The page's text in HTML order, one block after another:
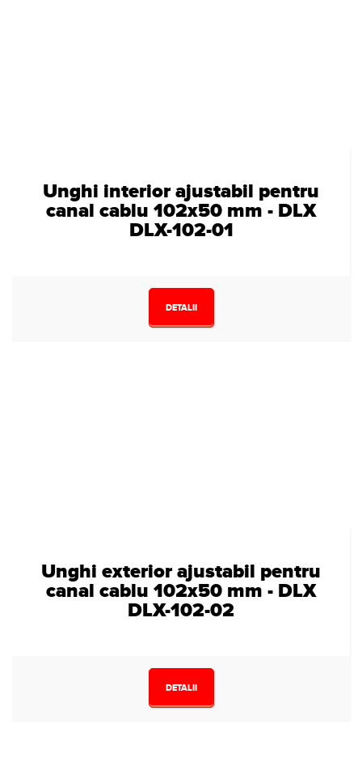
Unghi interior ajustabil pentru
canal cablu 102x50 mm - DLX
DLX-102-01
DETALII
Unghi exterior ajustabil pentru
canal cablu 102x50 mm - DLX
DLX-102-02
DETALII